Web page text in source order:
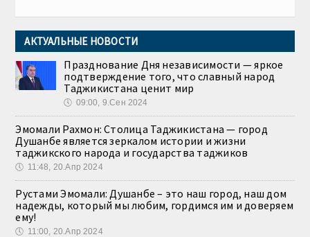
АКТУАЛЬНЫЕ НОВОСТИ
Празднование Дня независимости — яркое
подтверждение того, что славный народ
Таджикистана ценит мир
🕔 09:00, 9.Сен 2024
Эмомали Рахмон: Столица Таджикистана — город
Душанбе является зеркалом истории и жизни
таджикского народа и государства таджиков
🕔 11:48, 20.Апр 2024
Рустами Эмомали: Душанбе – это наш город, наш дом
надежды, который мы любим, гордимся им и доверяем
ему!
🕔 11:00, 20.Апр 2024